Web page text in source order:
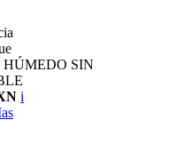
HÚMEDO SIN
i